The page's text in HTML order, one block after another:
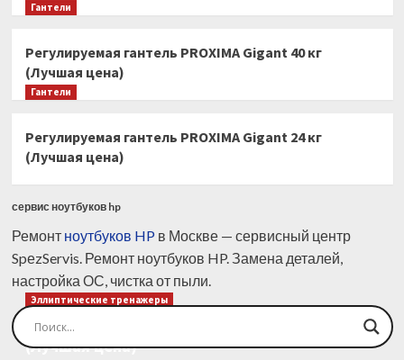
Гантели
Регулируемая гантель PROXIMA Gigant 40 кг
(Лучшая цена)
Гантели
Регулируемая гантель PROXIMA Gigant 24 кг
(Лучшая цена)
сервис ноутбуков hp
Ремонт ноутбуков HPв Москве — сервисный центр
SpеzServis. Ремонт ноутбуков HP. Замена деталей,
настройка ОС, чистка от пыли.
Эллиптические тренажеры
Эллиптический тренажер EVO FITNESS Orion
(Лучшая цена)